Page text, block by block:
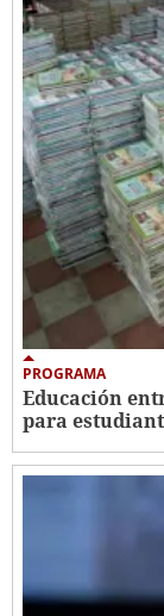
PROGRAMA
Educación
para